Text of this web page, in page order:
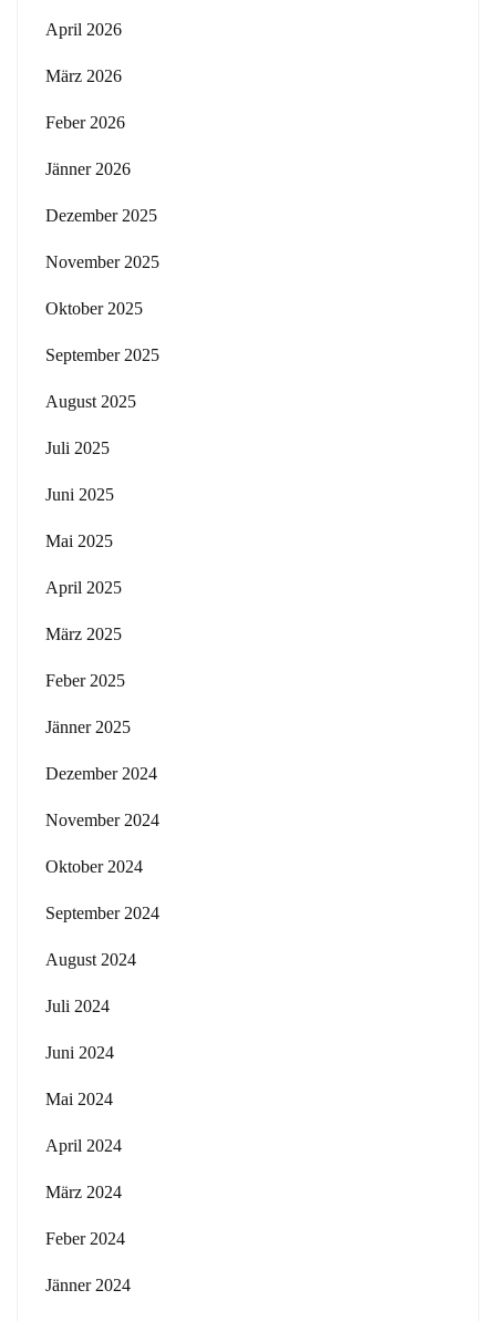
April 2026
März 2026
Feber 2026
Jänner 2026
Dezember 2025
November 2025
Oktober 2025
September 2025
August 2025
Juli 2025
Juni 2025
Mai 2025
April 2025
März 2025
Feber 2025
Jänner 2025
Dezember 2024
November 2024
Oktober 2024
September 2024
August 2024
Juli 2024
Juni 2024
Mai 2024
April 2024
März 2024
Feber 2024
Jänner 2024